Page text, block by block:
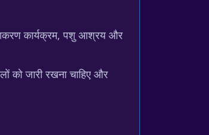
कार्यक्रम, पशु आश्रय और
को जारी रखना चाहिए और